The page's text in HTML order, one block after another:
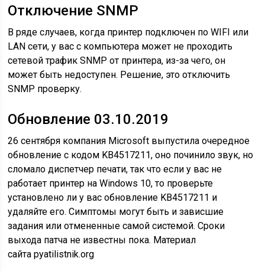
Отключение SNMP
В ряде случаев, когда принтер подключен по WIFI или
LAN сети, у вас с компьютера может не проходить
сетевой трафик SNMP от принтера, из-за чего, он
может быть недоступен. Решение, это отключить
SNMP проверку.
Обновление 03.10.2019
26 сентября компания Microsoft выпустила очередное
обновление с кодом KB4517211, оно починило звук, но
сломало диспетчер печати, так что если у вас не
работает принтер на Windows 10, то проверьте
установлено ли у вас обновление KB4517211 и
удаляйте его. Симптомы могут быть и зависшие
задания или отмененные самой системой. Сроки
выхода патча не известны пока. Материал
сайта pyatilistnik.org